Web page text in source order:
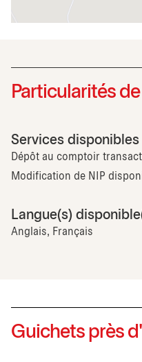
Particularités
Services disponibles
Dépôt au comptoir
Modification de NIP
Langue(s)
Anglais, Français
Guichets près